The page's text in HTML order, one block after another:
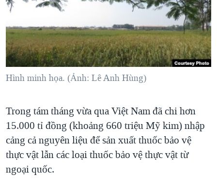
"Tìm"
NGƯỜI VIỆT HẢI NGOẠI
ĐỜI SỐNG
KINH TẾ
KHOA HỌC
SỨC KHOẺ
THỂ THAO
TẠI
MỘT NĂM CHIẾN TRANH TẠI DẢI GAZA
GIẢI MÃ VÀNH ĐAI & CON ĐƯỜNG
NGÀY TỊ NẠN THẾ GIỚI
GROUND ZERO – XƯA VÀ NAY
CHI PHÍ CHIẾN TRANH AFGHANISTAN
CÁC GIÁ TRỊ CỘNG HÒA Ở VIỆT NAM
THƯỢNG ĐỈNH TRUMP-KIM TẠI VIỆT NAM
TRỊNH VĨNH BÌNH VS. CHÍNH PHỦ VIỆT NAM
VIDEO
NGHE
MẠNG XÃ HỘI
Hình minh họa. (Ảnh: Lê Anh Hùng)
Trong tám tháng vừa qua Việt Nam đã chi hơn
15.000 tỉ đồng (khoảng 660 triệu Mỹ kim) nhập
cảng cả nguyên liệu để sản xuất thuốc bảo vệ
thực vật lẫn các loại thuốc bảo vệ thực vật từ
ngoại quốc.